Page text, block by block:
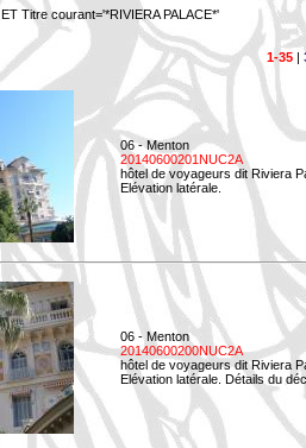
ET Titre courant='*RIVIERA PALACE*'
1-35|
06 - Menton
20140600201NUC2A
hôtel de voyageurs dit Riviera
Elévation latérale.
06 - Menton
20140600200NUC2A
hôtel de voyageurs dit Riviera
Elévation latérale. Détails du